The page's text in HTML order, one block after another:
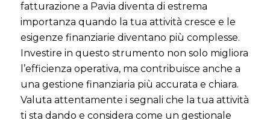
fatturazione a Pavia diventa di estrema
importanza quando la tua attività cresce e le
esigenze finanziarie diventano più complesse.
Investire in questo strumento non solo migliora
l’efficienza operativa, ma contribuisce anche a
una gestione finanziaria più accurata e chiara.
Valuta attentamente i segnali che la tua attività
ti sta dando e considera come un gestionale